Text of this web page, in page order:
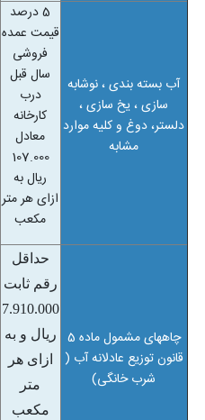
آب بسته بندی ، نوشابه
سازی ، یخ سازی ،
دلستر، دوغ و کلیه موارد
مشابه
5 درصد
قیمت عمده
فروشی
سال قبل
درب
کارخانه
معادل
107.000
ریال به
ازای هر متر
مکعب
چاههای مشمول ماده 5
قانون توزیع عادلانه آب (
شرب خانگی)
حداقل
رقم ثابت
7.910.000
ریال و به
ازای هر
متر
مکعب